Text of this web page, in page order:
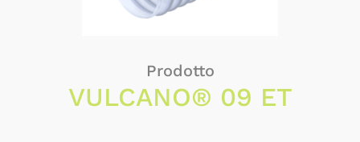
Prodotto
VULCANO® 09 ET